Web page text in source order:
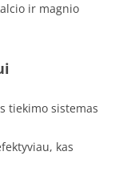
ir magnio
tiekimo sistemas
kas